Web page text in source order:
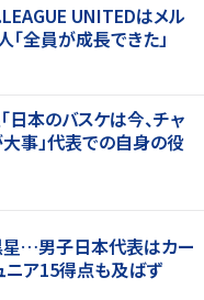
UNITEDはメル
全員が成長できた」
本のバスケは今、チャ
事」代表での自身の役
星…男子日本代表はカー
ニア15得点も及ばず